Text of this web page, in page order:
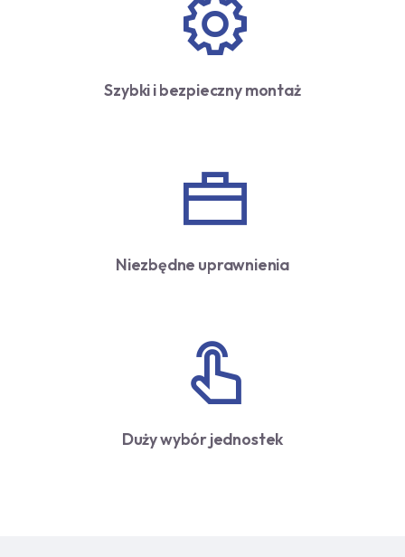
Szybki i bezpieczny montaż
Niezbędne uprawnienia
Duży wybór jednostek